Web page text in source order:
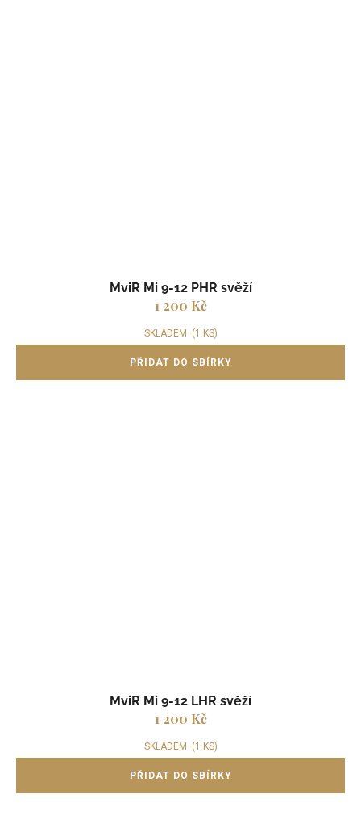
MviR Mi 9-12 PHR svěží
1 200 Kč
SKLADEM (1 KS)
MviR Mi 9-12 LHR svěží
1 200 Kč
SKLADEM (1 KS)